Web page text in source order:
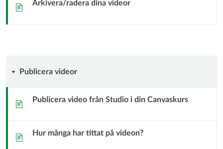
Sida Arkivera/radera dina videor
Publicera
videor
Publicera videor
Sida Publicera video från Studio i din Canvaskurs
Sida Hur många har tittat på videon?